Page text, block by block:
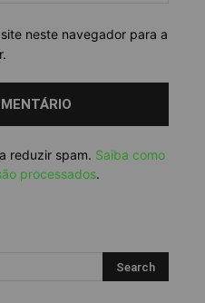
neste navegador para a
reduzir spam. Saiba como
processados.